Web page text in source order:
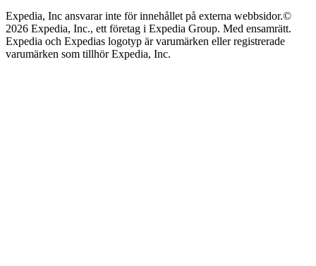
Expedia, Inc ansvarar inte för innehållet på externa webbsidor.©
2026 Expedia, Inc., ett företag i Expedia Group. Med ensamrätt.
Expedia och Expedias logotyp är varumärken eller registrerade
varumärken som tillhör Expedia, Inc.